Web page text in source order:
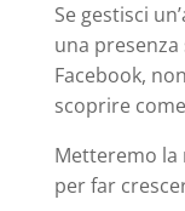
Se gestisci
una
Facebook,
scoprire
Metteremo la
per far